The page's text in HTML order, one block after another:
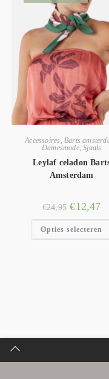
Accessoires Barts
Damesmode,Sjaals
Leylaf celadon
Amsterdam
€24,95 €12,47
Opties selecteren